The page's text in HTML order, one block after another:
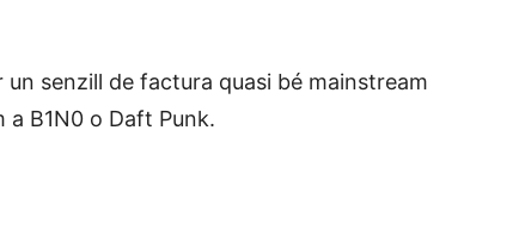
senzill de factura quasi bé mainstream
B1N0 o Daft Punk.